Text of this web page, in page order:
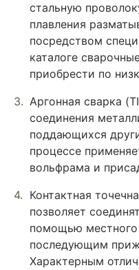
стальную
плавления
посредством
каталоге
приобрести по
Аргонная сварка
соединения
поддающихся
процессе
вольфрама и
Контактная
позволяет
помощью местного
последующим
Характерным